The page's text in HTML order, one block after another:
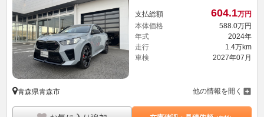
支払総額 604.1万円
本体価格
588.0万円
年式
2024年
走行
1.4万km
車検
2027年07月
青森県青森市 他の情報を開く